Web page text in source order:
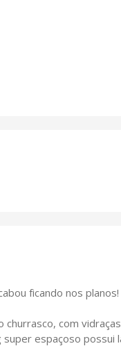
ficando nos planos!
com
espaçoso possui